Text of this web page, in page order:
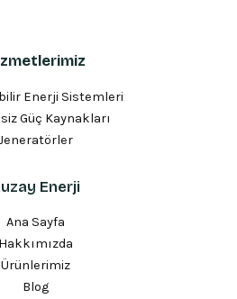
Enerji Sistemleri
Güç Kaynakları
Enerji
Ana Sayfa
Hakkımızda
Ürünlerimiz
Blog